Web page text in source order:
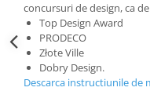
concursuri de design, ca
Top Design Award
PRODECO
Złote Ville
Dobry Design.
Descarca instructiunile de